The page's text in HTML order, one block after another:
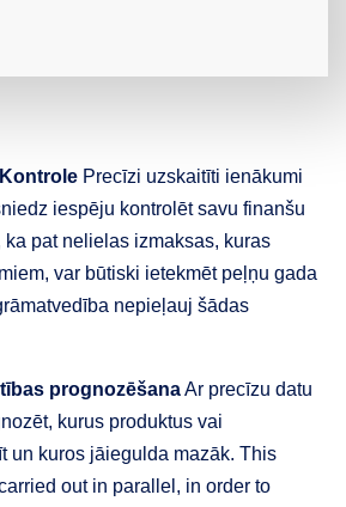
Precīzi uzskaitīti ienākumi
iespēju kontrolēt savu finanšu
pat nelielas izmaksas, kuras
var būtiski ietekmēt peļņu gada
nepieļauj šādas
prognozēšanaAr precīzu datu
kurus produktus vai
un kuros jāiegulda mazāk. This
out in parallel, in order to